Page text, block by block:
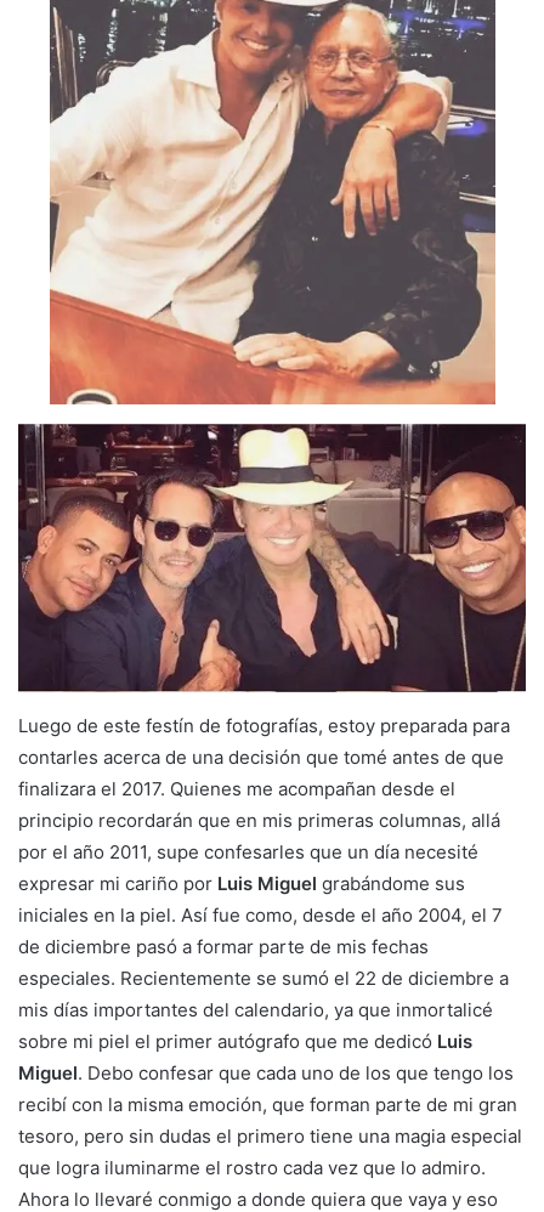
Luego de este festín de fotografías, estoy preparada para
contarles acerca de una decisión que tomé antes de que
finalizara el 2017. Quienes me acompañan desde el
principio recordarán que en mis primeras columnas, allá
por el año 2011, supe confesarles que un día necesité
expresar mi cariño por Luis Miguel grabándome sus
iniciales en la piel. Así fue como, desde el año 2004, el 7
de diciembre pasó a formar parte de mis fechas
especiales. Recientemente se sumó el 22 de diciembre a
mis días importantes del calendario, ya que inmortalicé
sobre mi piel el primer autógrafo que me dedicó Luis
Miguel. Debo confesar que cada uno de los que tengo los
recibí con la misma emoción, que forman parte de mi gran
tesoro, pero sin dudas el primero tiene una magia especial
que logra iluminarme el rostro cada vez que lo admiro.
Ahora lo llevaré conmigo a donde quiera que vaya y eso